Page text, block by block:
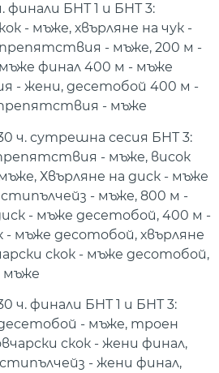
финали БНТ 1 и БНТ 3:
- мъже, хвърляне на чук -
препятствия - мъже, 200 м -
финал 400 м - мъже
- жени, десетобой 400 м -
- мъже
ч. сутрешна сесия БНТ 3:
- мъже, висок
Хвърляне на диск - мъже
- мъже, 800 м -
- мъже десетобой, 400 м -
- мъже десотобой, хвърляне
скок - мъже десотобой,
мъже
ч. финали БНТ 1 и БНТ 3:
- мъже, троен
скок - жени финал,
- жени финал,